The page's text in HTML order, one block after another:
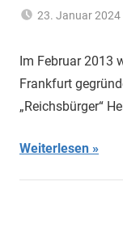
23. Januar 2024
Im Februar 2013
Frankfurt
„Reichsbürger“
Weiterlesen